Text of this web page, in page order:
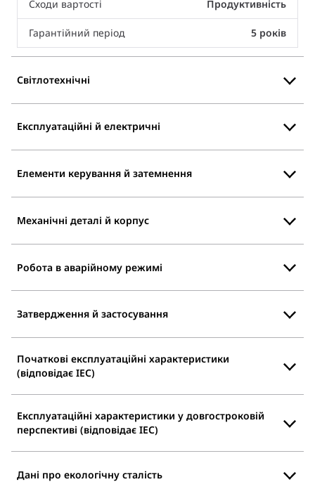
Сходи вартості Продуктивність
Гарантійний період 5 років
Світлотехнічні
Експлуатаційні й електричні
Елементи керування й затемнення
Механічні деталі й корпус
Робота в аварійному режимі
Затвердження й застосування
Початкові експлуатаційні характеристики
(відповідає IEC)
Експлуатаційні характеристики у довгостроковій
перспективі (відповідає IEC)
Дані про екологічну сталість